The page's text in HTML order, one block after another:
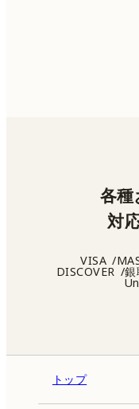
トップ
各
対
VISA
DISCOVER 銀